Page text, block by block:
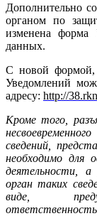
Дополнительно
органом по
изменена форма
данных.
С новой формой,
Уведомлений
адресу: http://
Кроме того,
сведений,
необходимо для
деятельности, а
орган таких
виде,